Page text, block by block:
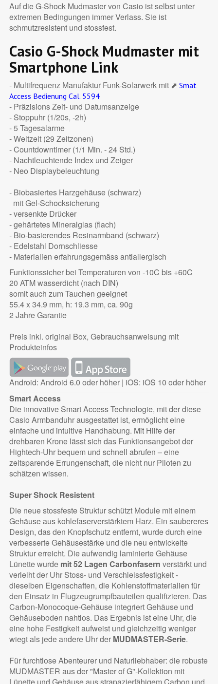
Auf die G-Shock Mudmaster von Casio ist selbst unter
extremen Bedingungen immer Verlass. Sie ist
schmutzresistent und stossfest.
Casio G-Shock Mudmaster mit
Smartphone Link
- Multifrequenz Manufaktur Funk-Solarwerk mit ⬈ Smat
Access Bedienung Cal. 5594
- Präzisions Zeit- und Datumsanzeige
- Stoppuhr (1/20s, -2h)
- 5 Tagesalarme
- Weltzeit (29 Zeitzonen)
- Countdowntimer (1/1 Min. - 24 Std.)
- Nachtleuchtende Index und Zeiger
- Neo Displaybeleuchtung
- Biobasiertes Harzgehäuse (schwarz)
mit Gel-Schocksicherung
- versenkte Drücker
- gehärtetes Mineralglas (flach)
- Bio-basierendes Resinarmband (schwarz)
- Edelstahl Dornschliesse
- Materialien erfahrungsgemäss antiallergisch
Funktionssicher bei Temperaturen von -10C bis +60C
20 ATM wasserdicht (nach DIN)
somit auch zum Tauchen geeignet
55.4 x 34.9 mm, h: 19.3 mm, ca. 90g
2 Jahre Garantie
Preis inkl. original Box, Gebrauchsanweisung mit
Produkteinfos
Android: Android 6.0 oder höher | iOS: iOS 10 oder höher
Smart Access
Die innovative Smart Access Technologie, mit der diese
Casio Armbanduhr ausgestattet ist, ermöglicht eine
einfache und intuitive Handhabung. Mit Hilfe der
drehbaren Krone lässt sich das Funktionsangebot der
Hightech-Uhr bequem und schnell abrufen – eine
zeitsparende Errungenschaft, die nicht nur Piloten zu
schätzen wissen.
Super Shock Resistent
Die neue stossfeste Struktur schützt Module mit einem
Gehäuse aus kohlefaserverstärktem Harz. Ein saubereres
Design, das den Knopfschutz entfernt, wurde durch eine
verbesserte Gehäusestärke und die neu entwickelte
Struktur erreicht. Die aufwendig laminierte Gehäuse
Lünette wurde mit 52 Lagen Carbonfasern verstärkt und
verleiht der Uhr Stoss- und Verschleissfestigkeit -
dieselben Eigenschaften, die Kohlenstoffmaterialien für
den Einsatz in Flugzeugrumpfbauteilen qualifizieren. Das
Carbon-Monocoque-Gehäuse integriert Gehäuse und
Gehäuseboden nahtlos. Das Ergebnis ist eine Uhr, die
eine hohe Festigkeit aufweist und gleichzeitig weniger
wiegt als jede andere Uhr der MUDMASTER-Serie.
Für furchtlose Abenteurer und Naturliebhaber: die robuste
MUDMASTER aus der "Master of G"-Kollektion mit